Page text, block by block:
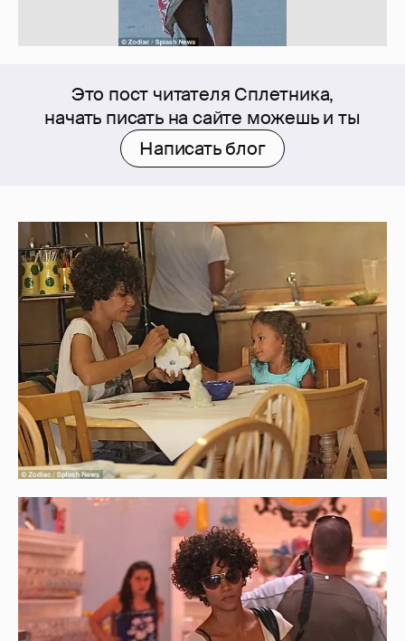
Это пост читателя Сплетника,
начать писать на сайте можешь и ты
Написать блог